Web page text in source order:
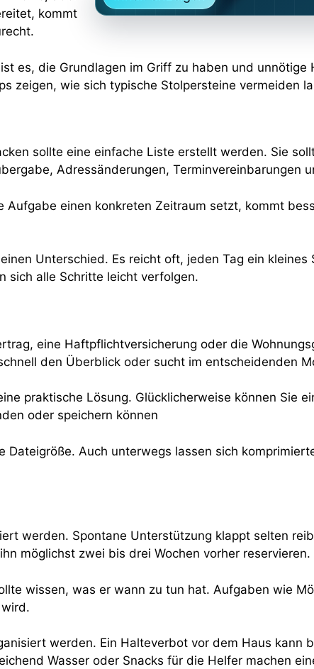
kommt
es, die Grundlagen im Griff zu haben und
zeigen, wie sich typische Stolpersteine vermeiden
sollte eine einfache Liste erstellt werden. Sie
Adressänderungen, Terminvereinbarungen
einen konkreten Zeitraum setzt, kommt
Unterschied. Es reicht oft, jeden Tag ein
sich alle Schritte leicht verfolgen.
eine Haftpflichtversicherung oder die
den Überblick oder sucht im entscheidenden
praktische Lösung. Glücklicherweise können Sie
oder speichern können
Auch unterwegs lassen sich
werden. Spontane Unterstützung klappt selten
möglichst zwei bis drei Wochen vorher reservieren.
wissen, was er wann zu tun hat. Aufgaben wie
werden. Ein Halteverbot vor dem Haus kann
Wasser oder Snacks für die Helfer machen